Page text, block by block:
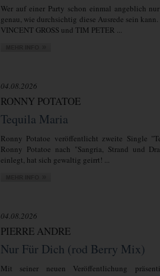
Wer auf einer Party schon einmal angeblich
genau, wie durchsichtig diese Ausrede sein
VINCENT GROSS und TIM PETER ...
04.08.2026
RONNY POTATOE
Tequila Maria
Ronny Potatoe veröffentlicht zweite Single
Ronny Potatoe nach "Sangria, Strand und
einlegt, hat sich gewaltig geirrt! ...
04.08.2026
PIERRE ANDRE
Nur Für Dich (rod Berry Mix)
Mit seiner neuen Veröffentlichung